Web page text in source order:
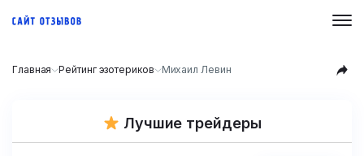
Главная Рейтинг эзотериков Михаил Левин
Лучшие трейдеры